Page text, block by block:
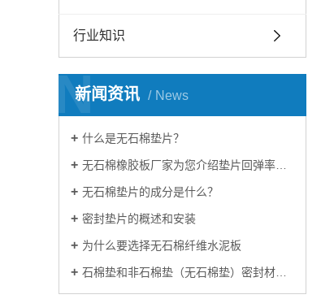
行业知识
新闻资讯 News
N
什么是无石棉垫片？
无石棉橡胶板厂家为您介绍垫片回弹率及压缩率知识
无石棉垫片的成分是什么？
密封垫片的概述和安装
为什么要选择无石棉纤维水泥板
石棉垫和非石棉垫（无石棉垫）密封材料有什么区别